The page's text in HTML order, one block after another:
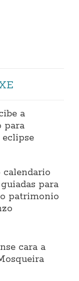
a
para
eclipse
para
patrimonio
cara a